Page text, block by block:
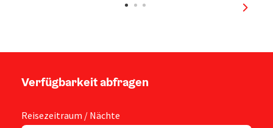
Verfügbarkeit abfragen
Reisezeitraum / Nächte